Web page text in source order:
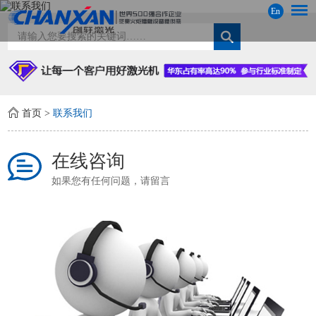
En
首页 >联系我们
在线咨询
如果您有任何问题，请留言